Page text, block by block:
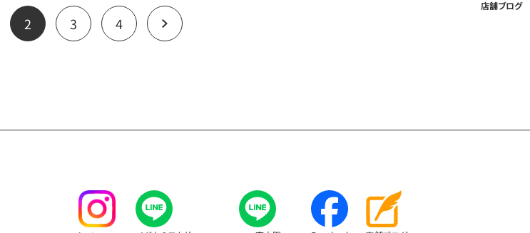
店舗ブログ
2 3 4